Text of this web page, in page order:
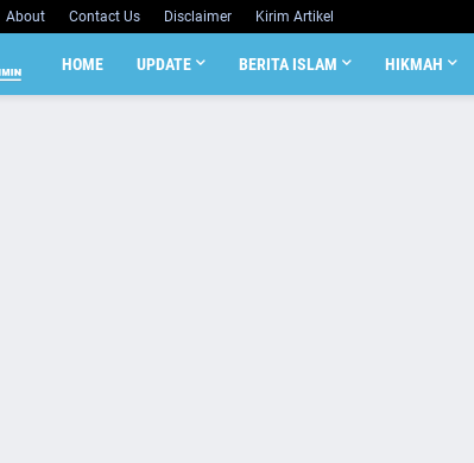
About Contact Us Disclaimer Kirim Artikel
HOME UPDATE BERITA ISLAM HIKMAH